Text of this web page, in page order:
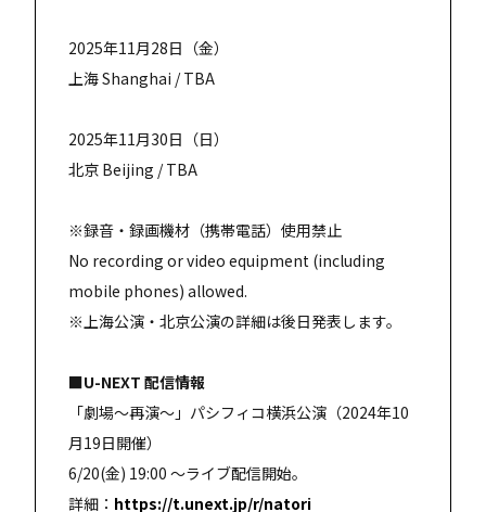
2025年11月28日（金）
上海 Shanghai / TBA
2025年11月30日（日）
北京 Beijing / TBA
※録音・録画機材（携帯電話）使用禁止
No recording or video equipment (including
mobile phones) allowed.
※上海公演・北京公演の詳細は後日発表します。
■U-NEXT 配信情報
「劇場～再演～」パシフィコ横浜公演（2024年10
月19日開催）
6/20(金) 19:00 ～ライブ配信開始。
詳細： https://t.unext.jp/r/natori